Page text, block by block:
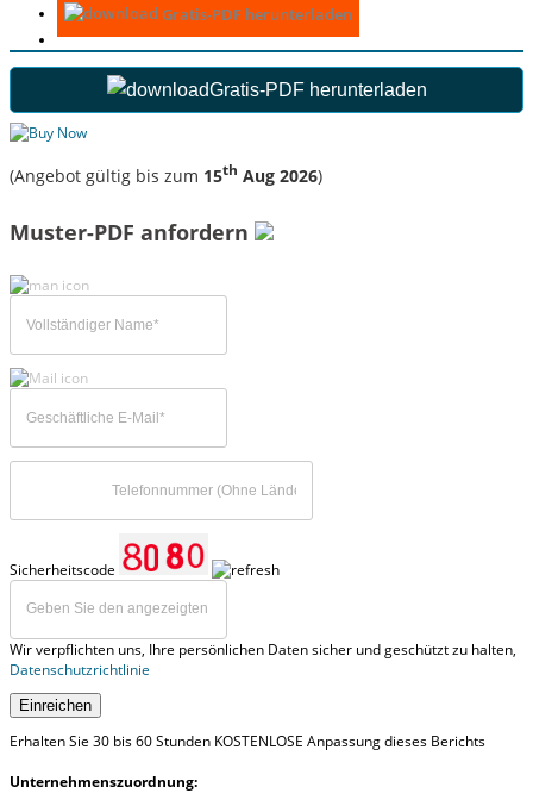
Gratis-PDF herunterladen
Gratis-PDF herunterladen
(Angebot gültig bis zum 15th Aug 2026)
Muster-PDF anfordern
Sicherheitscode
Wir verpflichten uns, Ihre persönlichen Daten sicher und geschützt zu halten,
Datenschutzrichtlinie
Einreichen
Erhalten Sie 30 bis 60 Stunden KOSTENLOSE Anpassung dieses Berichts
Unternehmenszuordnung: